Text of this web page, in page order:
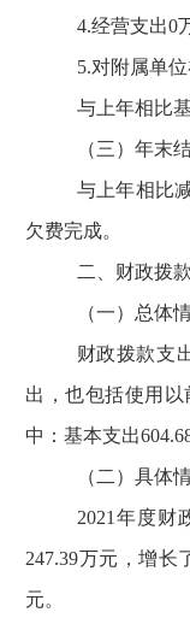
4.经营支出0
5.对附属单
与上年相比
（三）年末
与上年相比
欠费完成。
二、财政拨
（一）总体
财政拨款支
出，也包括使用以
中：基本支出
（二）具体
2021年度财
247.39万元，增长
元。